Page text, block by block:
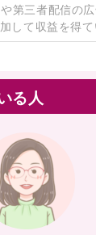
第三者配信の
して収益を得て
る人